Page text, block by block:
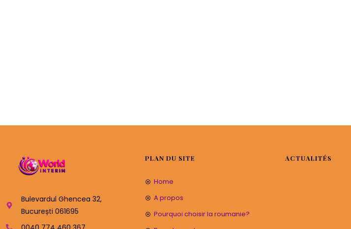
Bulevardul Ghencea 32,
București 061695
PLAN DU SITE
Home
A propos
Pourquoi choisir la roumanie?
ACTUALITÉS